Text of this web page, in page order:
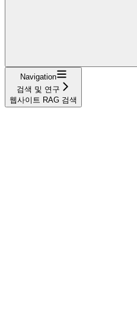
Navigation
검색 및 연구
웹사이트 RAG 검색